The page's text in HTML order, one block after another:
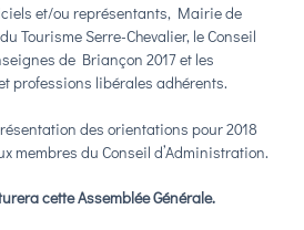
et/ou représentants, Mairie de
Tourisme Serre-Chevalier, le Conseil
de Briançon 2017 et les
professions libérales adhérents.
des orientations pour 2018
membres du Conseil d’Administration.
cette Assemblée Générale.